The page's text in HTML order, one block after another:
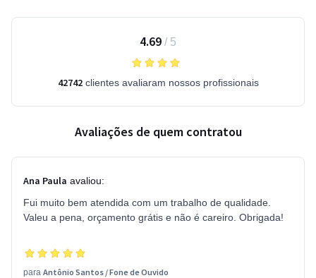
4.69 / 5
42742clientes avaliaram nossos profissionais
Avaliações de quem contratou
Ana Paula avaliou:
Fui muito bem atendida com um trabalho de qualidade.
Valeu a pena, orçamento grátis e não é careiro. Obrigada!
para Antônio Santos /Fone de Ouvido